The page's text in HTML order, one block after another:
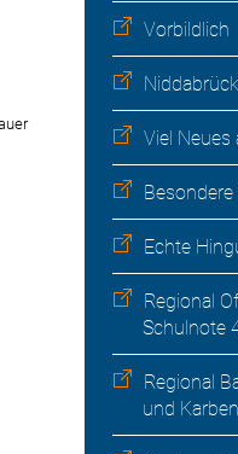
Vorbildlich
Viel Neues
Echte
Regional
Schulnote
Regional
und